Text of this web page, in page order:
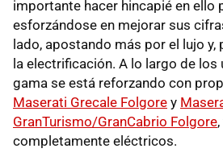
importante hacer hincapié en ello
esforzándose en mejorar sus
lado, apostando más por el lujo y,
la electrificación. A lo largo de los
gama se está reforzando con
Maserati Grecale Folgore y
GranTurismo/GranCabrio Folgore
completamente eléctricos.